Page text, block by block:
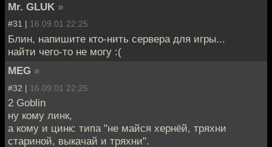
Mr. GLUK »
#31 | 16.09.01 22:25
Блин, напишите кто-нить сервера для игры...
найти чего-то не могу :(
MEG »
#32 | 16.09.01 22:25
2 Goblin
ну кому линк,
а кому и цинк: типа "не майся хернёй, тряхни
стариной, выкачай и тряхни".